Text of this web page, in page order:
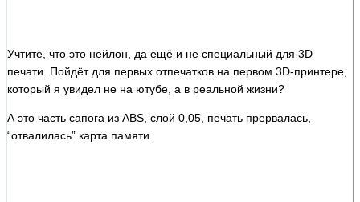
Учтите, что это нейлон, да ещё и не специальный для 3D
печати. Пойдёт для первых отпечатков на первом 3D-принтере,
который я увидел не на ютубе, а в реальной жизни?
А это часть сапога из ABS, слой 0,05, печать прервалась,
“отвалилась” карта памяти.